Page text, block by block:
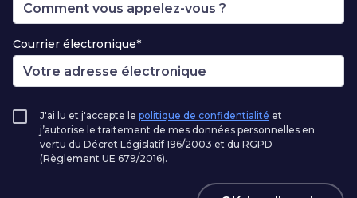
Courrier électronique*
J'ai lu et j'accepte le politique de confidentialité et
j’autorise le traitement de mes données personnelles en
vertu du Décret Législatif 196/2003 et du RGPD
(Règlement UE 679/2016).